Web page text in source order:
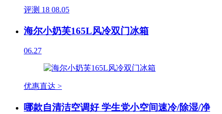
评测 18 08.05
海尔小奶芙165L风冷双门冰箱
06.27
优惠直达 >
哪款自清洁空调好 学生党小空间速冷/除湿/净